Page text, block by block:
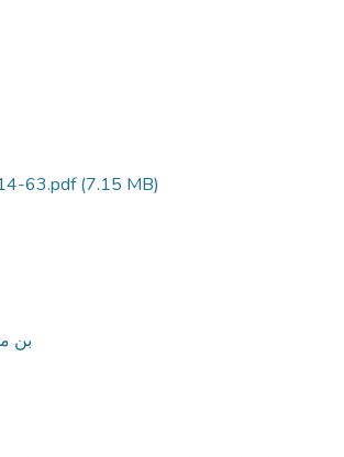
63.pdf(7.15 MB)
بن